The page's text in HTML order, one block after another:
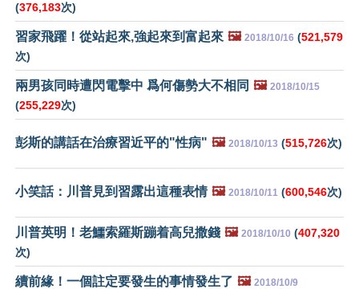
(376,183次)
習家飛躍！從站起來,強起來到富起來 🖼️ 2018/10/16 (521,579
次)
兩男孩同時遭閃電擊中 爲何傷勢大不相同 🖼️ 2018/10/15
(255,229次)
彭斯的講話在治療習近平的"性病" 🖼️ 2018/10/13 (515,726次)
小笑話：川普見到習露出這種表情 🖼️ 2018/10/11 (600,546次)
川普英明！老鱷索羅斯蹦着高兒撒錢 🖼️ 2018/10/10 (407,320
次)
續前緣！一個註定要發生的事情發生了 🖼️ 2018/10/9